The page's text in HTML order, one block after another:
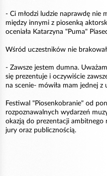
- Ci młodzi ludzie naprawdę nie
między innymi z piosenką
oceniała Katarzyna "Puma"
Wśród uczestników nie
- Zawsze jestem dumna.
się prezentuje i oczywiście
na scenie- mówiła mam jednej z
Festiwal "Piosenkobranie" od
rozpoznawalnych wydarzeń
okazją do prezentacji
jury oraz publicznością.